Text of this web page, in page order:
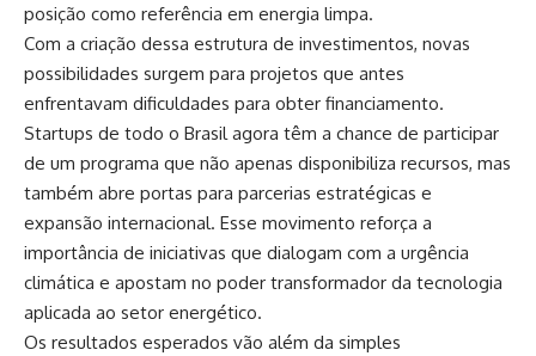
posição como referência em energia limpa.
Com a criação dessa estrutura de investimentos, novas
possibilidades surgem para projetos que antes
enfrentavam dificuldades para obter financiamento.
Startups de todo o Brasil agora têm a chance de participar
de um programa que não apenas disponibiliza recursos, mas
também abre portas para parcerias estratégicas e
expansão internacional. Esse movimento reforça a
importância de iniciativas que dialogam com a urgência
climática e apostam no poder transformador da tecnologia
aplicada ao setor energético.
Os resultados esperados vão além da simples